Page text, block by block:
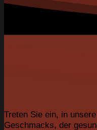
Treten Sie ein, in
Geschmacks, der